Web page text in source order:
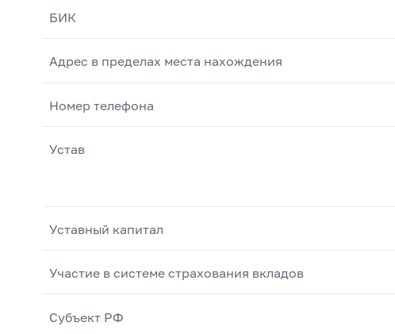
БИК
Адрес в пределах места нахождения
Номер телефона
Устав
Уставный капитал
Участие в системе страхования вкладов
Субъект РФ